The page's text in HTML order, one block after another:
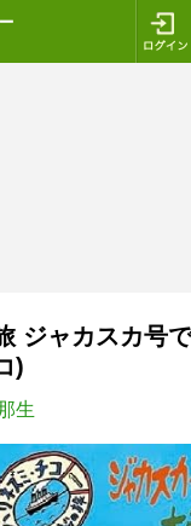
ジャカスカ号
)
生